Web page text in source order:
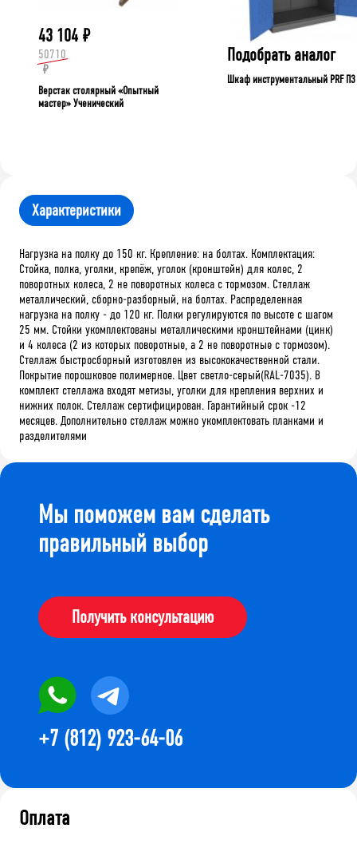
43 104 ₽
50710
₽
Верстак столярный «Опытный
мастер» Ученический
Подобрать аналог
Шкаф инструментальный PRF П3
Характеристики
Нагрузка на полку до 150 кг. Крепление: на болтах. Комплектация:
Стойка, полка, уголки, крепёж, уголок (кронштейн) для колес, 2
поворотных колеса, 2 не поворотных колеса с тормозом. Стеллаж
металлический, сборно-разборный, на болтах. Распределенная
нагрузка на полку - до 120 кг. Полки регулируются по высоте с шагом
25 мм. Стойки укомплектованы металлическими кронштейнами (цинк)
и 4 колеса (2 из которых поворотные, а 2 не поворотные с тормозом).
Стеллаж быстросборный изготовлен из высококачественной стали.
Покрытие порошковое полимерное. Цвет светло-серый(RAL-7035). В
комплект стеллажа входят метизы, уголки для крепления верхних и
нижних полок. Стеллаж сертифицирован. Гарантийный срок -12
месяцев. Дополнительно стеллаж можно укомплектовать планками и
разделителями
Мы поможем вам сделать
правильный выбор
Получить консультацию
+7 (812) 923-64-06
Оплата